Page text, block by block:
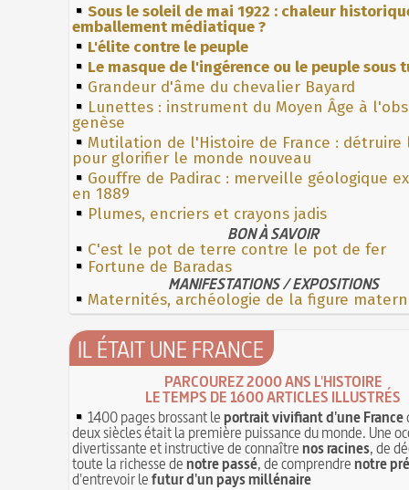
Sous le soleil de mai 1922 : chaleur
emballement médiatique ?
L'élite contre le peuple
Le masque de l'ingérence ou le peuple sous
Grandeur d'âme du chevalier Bayard
Lunettes : instrument du Moyen Âge à
genèse
Mutilation de l'Histoire de France : détruire
pour glorifier le monde nouveau
Gouffre de Padirac : merveille géologique
en 1889
Plumes, encriers et crayons jadis
BON À SAVOIR
C'est le pot de terre contre le pot de fer
Fortune de Baradas
MANIFESTATIONS / EXPOSITIONS
Maternités, archéologie de la figure
IL ÉTAIT UNE FRANCE
PARCOUREZ 2000 ANS L'HISTOIRE
LE TEMPS DE 1600 ARTICLES ILLUSTRÉS
1400 pages brossant leportrait vivifiant d'une France
deux siècles était la première puissance du monde. Une
divertissante et instructive de connaîtrenos racines, de
toute la richesse denotre passé, de comprendrenotre
d'entrevoir lefutur d'un pays millénaire